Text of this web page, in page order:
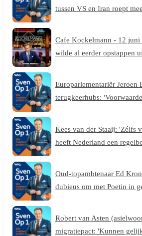
tussen VS en Iran roept
Cafe Kockelmann - 12
wilde al eerder opstappen
Europarlementariër Jeroen
terugkeerhubs:
Kees van der Staaij: 'Zélfs
heeft Nederland een
Oud-topambtenaar Ed
dubieus om met Poetin in
Robert van Asten
migratiepact: 'Kunnen